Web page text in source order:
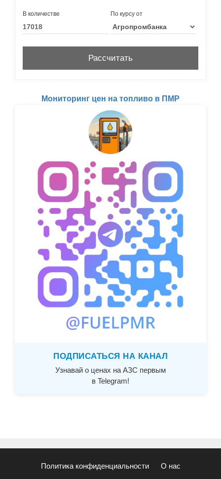
В количестве По курсу от
Мониторинг цен на топливо в ПМР
ПОДПИСАТЬСЯ НА КАНАЛ
Узнавай о ценах на АЗС первым
в Telegram!
Политика конфиденциальности О нас